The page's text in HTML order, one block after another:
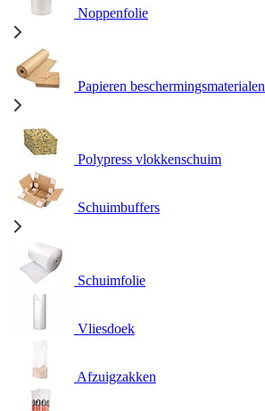
Noppenfolie
Papieren beschermingsmaterialen
Polypress vlokkenschuim
Schuimbuffers
Schuimfolie
Vliesdoek
Afzuigzakken